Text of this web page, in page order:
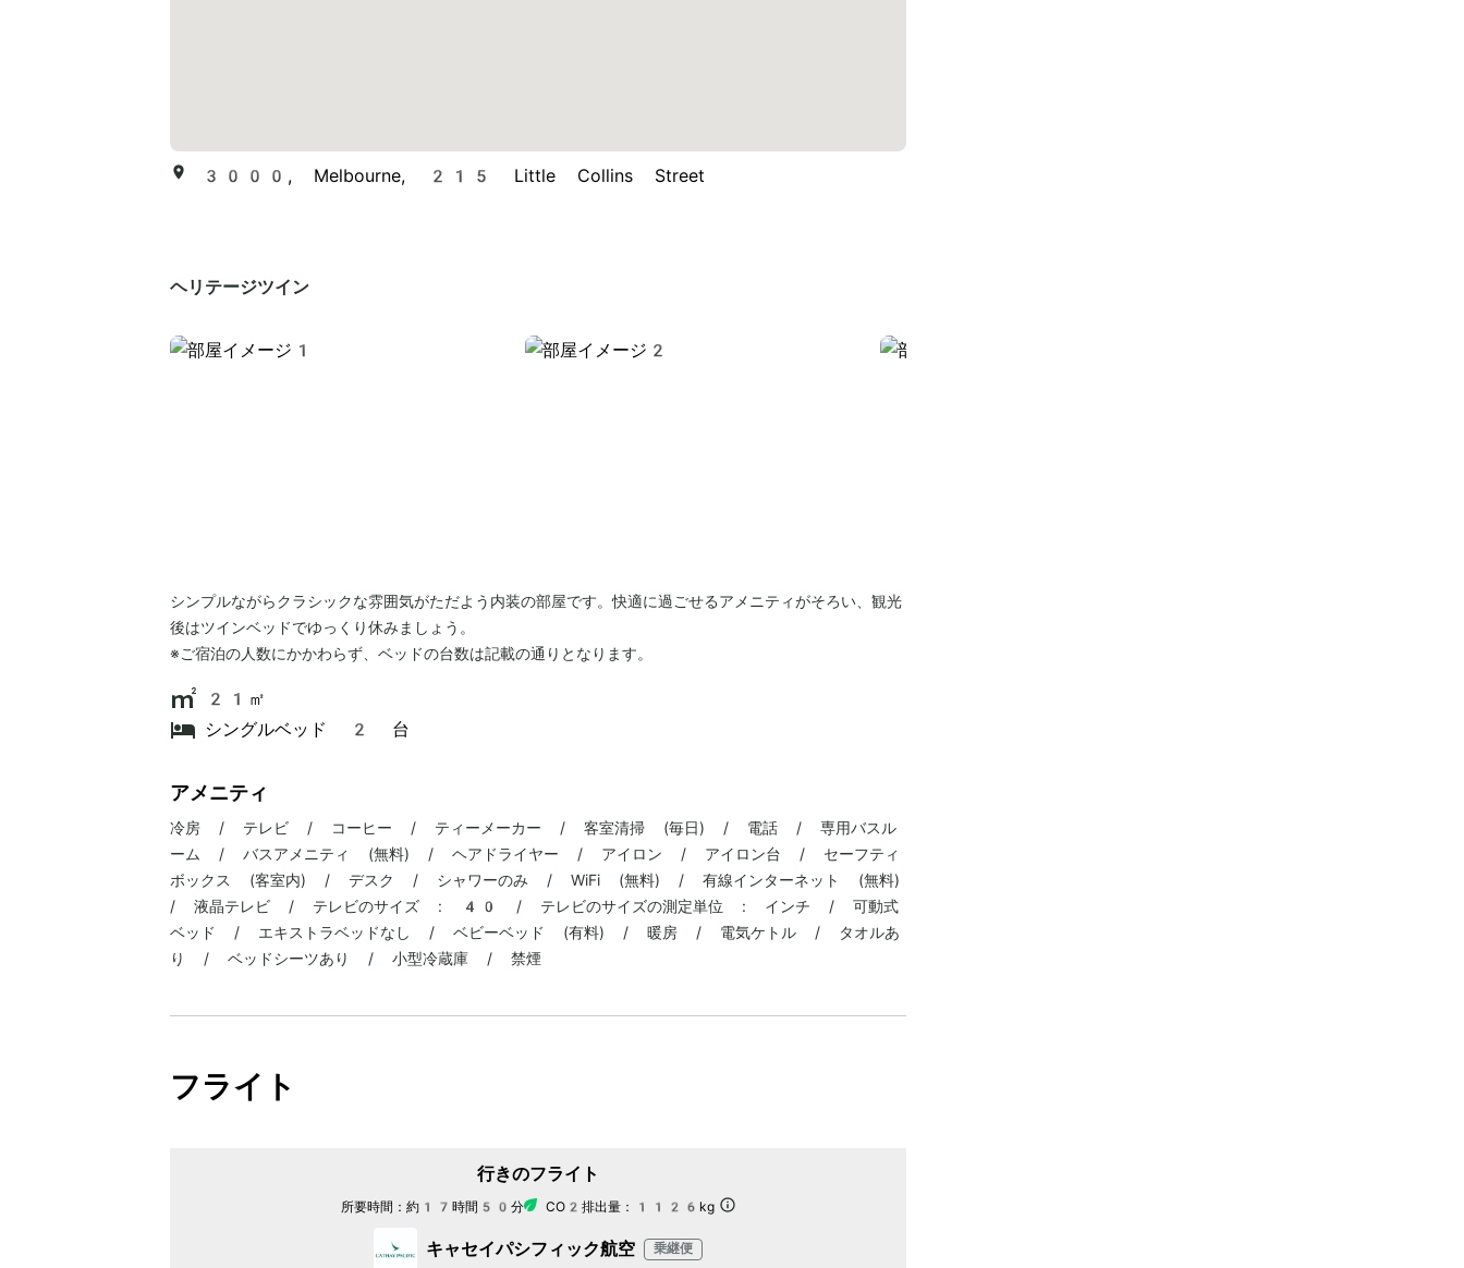
3000, Melbourne, 215 Little Collins Street
ヘリテージツイン
シンプルながらクラシックな雰囲気がただよう内装の部屋です。快適に過ごせるアメニティがそろい、観光
後はツインベッドでゆっくり休みましょう。
※ご宿泊の人数にかかわらず、ベッドの台数は記載の通りとなります。
21㎡
シングルベッド 2 台
アメニティ
冷房 / テレビ / コーヒー / ティーメーカー / 客室清掃 (毎日) / 電話 / 専用バスル
ーム / バスアメニティ (無料) / ヘアドライヤー / アイロン / アイロン台 / セーフティ
ボックス (客室内) / デスク / シャワーのみ / WiFi (無料) / 有線インターネット (無料)
/ 液晶テレビ / テレビのサイズ : 40 / テレビのサイズの測定単位 : インチ / 可動式
ベッド / エキストラベッドなし / ベビーベッド (有料) / 暖房 / 電気ケトル / タオルあ
り / ベッドシーツあり / 小型冷蔵庫 / 禁煙
フライト
行きのフライト
所要時間： 約17時間50分 CO2排出量： 1126kg
キャセイパシフィック航空 乗継便